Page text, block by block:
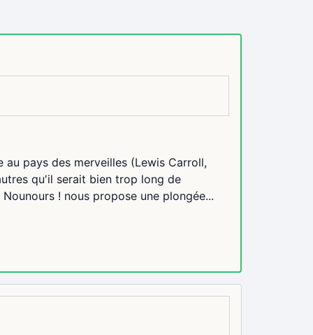
pays des merveilles (Lewis Carroll,
qu'il serait bien trop long de
! nous propose une plongée...